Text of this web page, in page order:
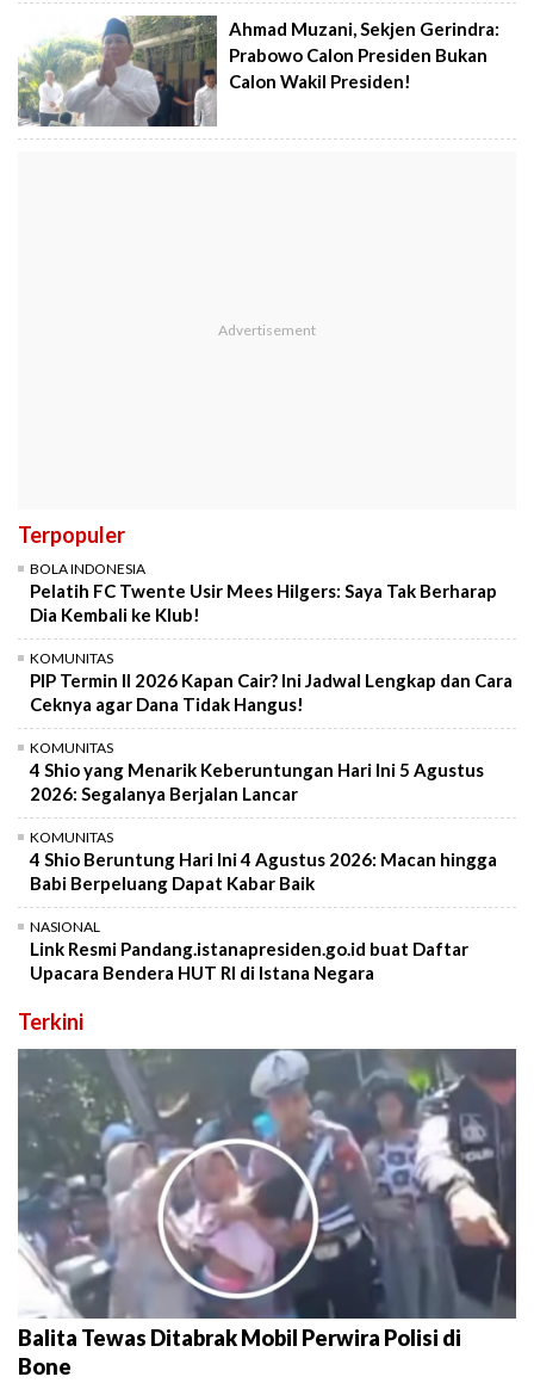
Ahmad Muzani, Sekjen Gerindra:
Prabowo Calon Presiden Bukan
Calon Wakil Presiden!
Terpopuler
BOLA INDONESIA
Pelatih FC Twente Usir Mees Hilgers: Saya Tak Berharap
Dia Kembali ke Klub!
KOMUNITAS
PIP Termin II 2026 Kapan Cair? Ini Jadwal Lengkap dan Cara
Ceknya agar Dana Tidak Hangus!
KOMUNITAS
4 Shio yang Menarik Keberuntungan Hari Ini 5 Agustus
2026: Segalanya Berjalan Lancar
KOMUNITAS
4 Shio Beruntung Hari Ini 4 Agustus 2026: Macan hingga
Babi Berpeluang Dapat Kabar Baik
NASIONAL
Link Resmi Pandang.istanapresiden.go.id buat Daftar
Upacara Bendera HUT RI di Istana Negara
Terkini
Balita Tewas Ditabrak Mobil Perwira Polisi di
Bone